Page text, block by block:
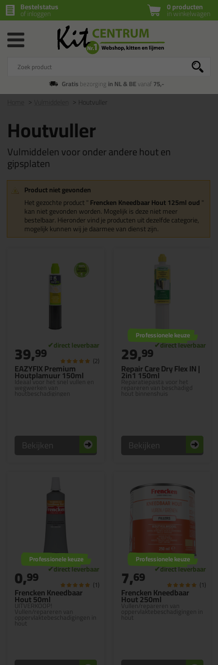
0 producten
in winkelwagen
Bestelstatus
of inloggen
Gratisbezorging in NL & BEvanaf75,-
Houtvuller
Houtvuller
Vulmiddelen voor onder andere hout en
gipsplaten
Product niet gevonden
Het gezochte product "Frencken Kneedbaar Hout 125ml oud"
kan niet gevonden worden. Mogelijk is deze niet meer
bestelbaar. Hieronder vind je producten uit dezelfde categorie,
mogelijk kunnen wij je daarmee van dienst zijn.
EAZYFIX Premium
Houtplamuur 150ml
Ideaal voor het snel vullen en
wegwerken van
houtbeschadigingen
39,99 (2)
Bekijken
Repair Care Dry Flex IN |
2in1 150ml
Reparatiepasta voor het
repareren van beschadigd
hout binnenshuis
Professionele keuze
29,99
Bekijken
Frencken Kneedbaar
Hout 50ml
UITVERKOOP!
Vullen/repareren van
oppervlaktebeschadigingen in
hout
Professionele keuze
0,99 (1)
Frencken Kneedbaar
Hout 250ml
Vullen/repareren van
oppervlaktebeschadigingen in
hout
Professionele keuze
7,69 (1)